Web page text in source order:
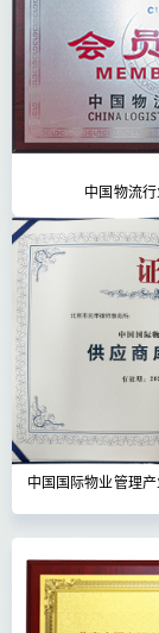
中国物流
中国国际物业管理